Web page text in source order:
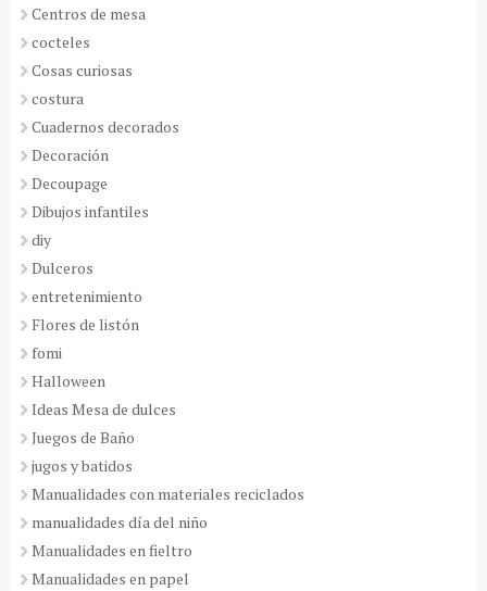
Centros de mesa
cocteles
Cosas curiosas
costura
Cuadernos decorados
Decoración
Decoupage
Dibujos infantiles
diy
Dulceros
entretenimiento
Flores de listón
fomi
Halloween
Ideas Mesa de dulces
Juegos de Baño
jugos y batidos
Manualidades con materiales reciclados
manualidades día del niño
Manualidades en fieltro
Manualidades en papel